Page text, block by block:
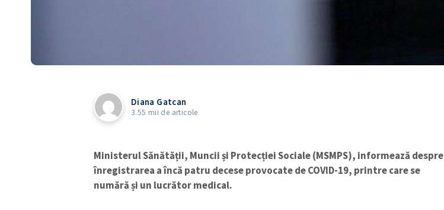
Diana Gatcan
3.55 mii de articole
Ministerul Sănătății, Muncii și Protecției Sociale (MSMPS), informează despre
înregistrarea a încă patru decese provocate de COVID-19, printre care se
numără și un lucrător medical.